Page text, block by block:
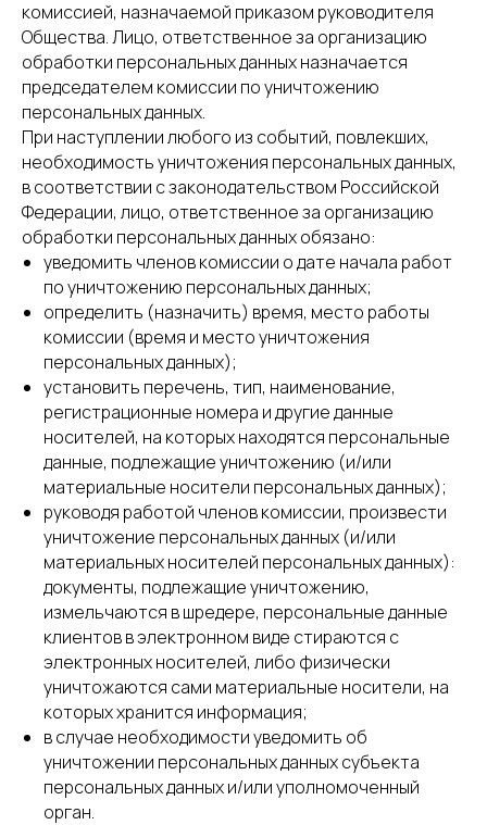
комиссией, назначаемой приказом руководителя
Общества. Лицо, ответственное за организацию
обработки персональных данных назначается
председателем комиссии по уничтожению
персональных данных.
При наступлении любого из событий, повлекших,
необходимость уничтожения персональных данных,
в соответствии с законодательством Российской
Федерации, лицо, ответственное за организацию
обработки персональных данных обязано:
уведомить членов комиссии о дате начала работ
по уничтожению персональных данных;
определить (назначить) время, место работы
комиссии (время и место уничтожения
персональных данных);
установить перечень, тип, наименование,
регистрационные номера и другие данные
носителей, на которых находятся персональные
данные, подлежащие уничтожению (и/или
материальные носители персональных данных);
руководя работой членов комиссии, произвести
уничтожение персональных данных (и/или
материальных носителей персональных данных):
документы, подлежащие уничтожению,
измельчаются в шредере, персональные данные
клиентов в электронном виде стираются с
электронных носителей, либо физически
уничтожаются сами материальные носители, на
которых хранится информация;
в случае необходимости уведомить об
уничтожении персональных данных субъекта
персональных данных и/или уполномоченный
орган.